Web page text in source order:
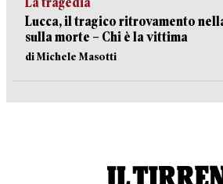
Lucca, il tragico ritrovamento
sulla morte – Chi è la vittima
di Michele Masotti